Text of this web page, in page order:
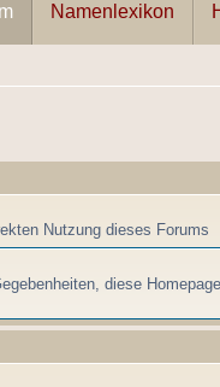
Namenlexikon
Nutzung dieses Forums
diese